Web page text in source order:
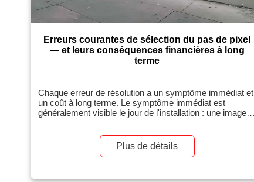
Erreurs courantes de sélection du pas de pixel
— et leurs conséquences financières à long
terme
Chaque erreur de résolution a un symptôme immédiat et
un coût à long terme. Le symptôme immédiat est
généralement visible le jour de l'installation : une image
terme est moins visible, mais souvent bien plus
Plus de détails